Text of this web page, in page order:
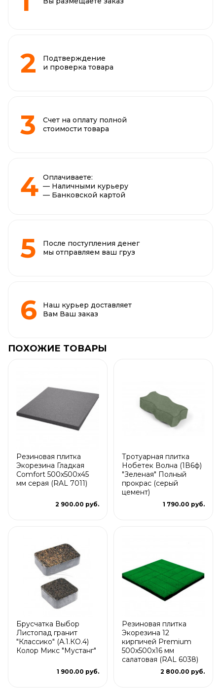
Подтверждение
и проверка товара
Счет на оплату полной
стоимости товара
Оплачиваете:
— Наличными курьеру
— Банковской картой
После поступления денег
мы отправляем ваш груз
Наш курьер доставляет
Вам Ваш заказ
ПОХОЖИЕ ТОВАРЫ
Резиновая плитка
Экорезина Гладкая
Comfort 500x500x45
мм серая (RAL 7011)
2 900.00 руб.
Тротуарная плитка
Нобетек Волна (1В6ф)
"Зеленая" Полный
прокрас (серый
цемент)
1 790.00 руб.
Брусчатка Выбор
Листопад гранит
"Классико" (А.1.КО.4)
Колор Микс "Мустанг"
1 900.00 руб.
Резиновая плитка
Экорезина 12
кирпичей Premium
500x500x16 мм
салатовая (RAL 6038)
2 800.00 руб.